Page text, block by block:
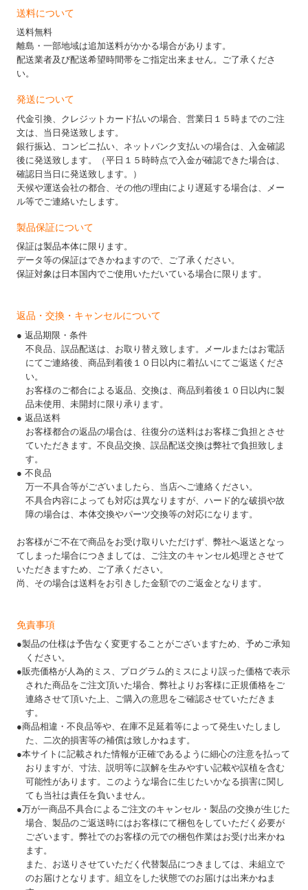
送料について
送料無料
離島・一部地域は追加送料がかかる場合があります。
配送業者及び配送希望時間帯をご指定出来ません。ご了承くださ
い。
発送について
代金引換、クレジットカード払いの場合、営業日１５時までのご注
文は、当日発送致します。
銀行振込、コンビニ払い、ネットバンク支払いの場合は、入金確認
後に発送致します。（平日１５時時点で入金が確認できた場合は、
確認日当日に発送致します。）
天候や運送会社の都合、その他の理由により遅延する場合は、メー
ル等でご連絡いたします。
製品保証について
保証は製品本体に限ります。
データ等の保証はできかねますので、ご了承ください。
保証対象は日本国内でご使用いただいている場合に限ります。
返品・交換・キャンセルについて
● 返品期限・条件
不良品、誤品配送は、お取り替え致します。メールまたはお電話
にてご連絡後、商品到着後１０日以内に着払いにてご返送くださ
い。
お客様のご都合による返品、交換は、商品到着後１０日以内に製
品未使用、未開封に限り承ります。
● 返品送料
お客様都合の返品の場合は、往復分の送料はお客様ご負担とさせ
ていただきます。不良品交換、誤品配送交換は弊社で負担致しま
す。
● 不良品
万一不具合等がございましたら、当店へご連絡ください。
不具合内容によっても対応は異なりますが、ハード的な破損や故
障の場合は、本体交換やパーツ交換等の対応になります。
お客様がご不在で商品をお受け取りいただけず、弊社へ返送となっ
てしまった場合につきましては、ご注文のキャンセル処理とさせて
いただきますため、ご了承ください。
尚、その場合は送料をお引きした金額でのご返金となります。
免責事項
●製品の仕様は予告なく変更することがございますため、予めご承知
ください。
●販売価格が人為的ミス、プログラム的ミスにより誤った価格で表示
された商品をご注文頂いた場合、弊社よりお客様に正規価格をご
連絡させて頂いた上、ご購入の意思をご確認させていただきま
す。
●商品相違・不良品等や、在庫不足延着等によって発生いたしまし
た、二次的損害等の補償は致しかねます。
●本サイトに記載された情報が正確であるように細心の注意を払って
おりますが、寸法、説明等に誤解を生みやすい記載や誤植を含む
可能性があります。このような場合に生じたいかなる損害に関し
ても当社は責任を負いません。
●万が一商品不具合によるご注文のキャンセル・製品の交換が生じた
場合、製品のご返送時にはお客様にて梱包をしていただく必要が
ございます。弊社でのお客様の元での梱包作業はお受け出来かね
ます。
また、お送りさせていただく代替製品につきましては、未組立で
のお届けとなります。組立をした状態でのお届けは出来かねま